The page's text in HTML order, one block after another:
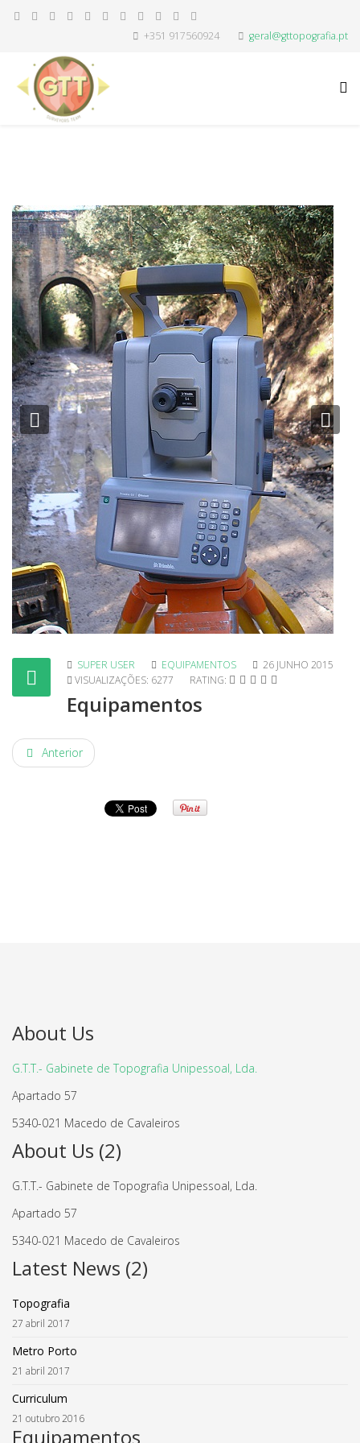
+351 917560924 geral@gttopografia.pt
Previous
SUPER USER EQUIPAMENTOS
26 JUNHO 2015
VISUALIZAÇÕES: 6277
RATING:
Equipamentos
Anterior
About Us
G.T.T.- Gabinete de Topografia Unipessoal, Lda.
Apartado 57
5340-021 Macedo de Cavaleiros
About Us (2)
G.T.T.- Gabinete de Topografia Unipessoal, Lda.
Apartado 57
5340-021 Macedo de Cavaleiros
Latest News (2)
Topografia
27 abril 2017
Metro Porto
21 abril 2017
Curriculum
21 outubro 2016
Equipamentos